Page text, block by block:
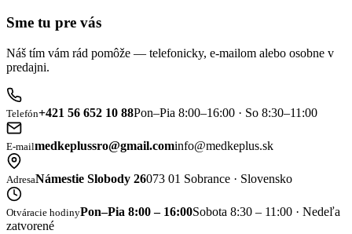
Sme tu pre vás
Náš tím vám rád pomôže — telefonicky, e-mailom alebo osobne v
predajni.
Telefón+421 56 652 10 88Pon–Pia 8:00–16:00 · So 8:30–11:00
E-mailmedkeplussro@gmail.cominfo@medkeplus.sk
AdresaNámestie Slobody 26073 01 Sobrance · Slovensko
Otváracie hodinyPon–Pia 8:00 – 16:00Sobota 8:30 – 11:00 · Nedeľa
zatvorené